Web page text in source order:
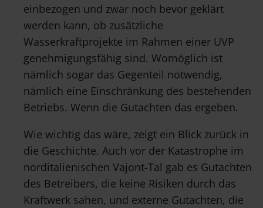
einbezogen und zwar noch bevor geklärt
werden kann, ob zusätzliche
Wasserkraftprojekte im Rahmen einer UVP
genehmigungsfähig sind. Womöglich ist
nämlich sogar das Gegenteil notwendig,
nämlich eine Einschränkung des bestehenden
Betriebs. Wenn die Gutachten das ergeben.
Wie wichtig das wäre, zeigt ein Blick zurück in
die Geschichte. Auch vor der Katastrophe im
norditalienischen Vajont-Tal gab es Gutachten
des Betreibers, die keine Risiken durch das
Kraftwerk sahen, und externe Gutachten, die